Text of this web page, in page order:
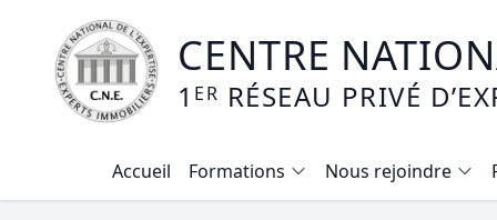
CENTRE
1 ER RÉSEAU PRIVÉ
Accueil
Formations
Nous rejoindre